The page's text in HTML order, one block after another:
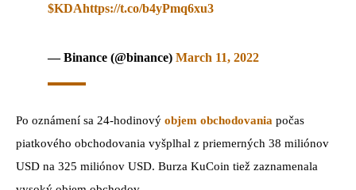
$KDAhttps://t.co/b4yPmq6xu3
— Binance (@binance) March 11, 2022
Po oznámení sa 24-hodinový objem obchodovania počas
piatkového obchodovania vyšplhal z priemerných 38 miliónov
USD na 325 miliónov USD. Burza KuCoin tiež zaznamenala